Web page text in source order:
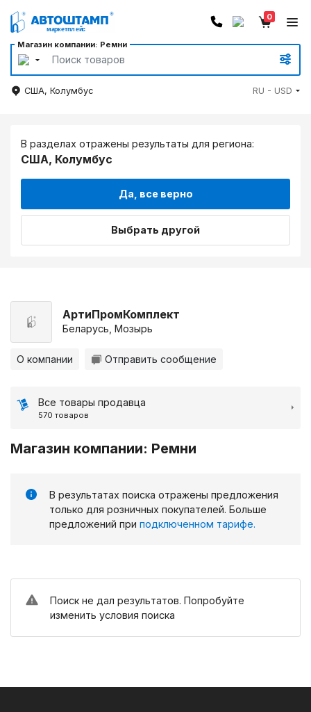
Магазин компании: Ремни
0
США, Колумбус RU - USD
В разделах отражены результаты для региона:
США, Колумбус
Да, все верно
Выбрать другой
АртиПромКомплект
Беларусь, Мозырь
О компании Отправить сообщение
Все товары продавца
570 товаров
Магазин компании: Ремни
В результатах поиска отражены предложения
только для розничных покупателей. Больше
предложений при подключенном тарифе.
Поиск не дал результатов. Попробуйте
изменить условия поиска